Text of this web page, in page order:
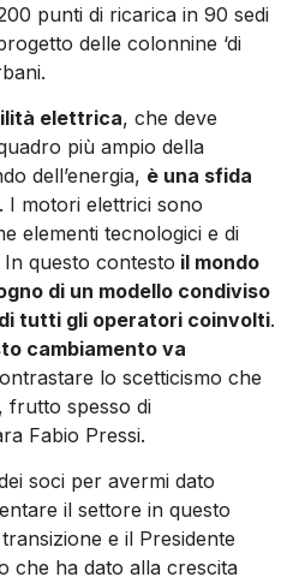
punti di ricarica in 90 sedi
delle colonnine ‘di
elettrica, che deve
più ampio della
dell’energia, è una sfida
. I motori elettrici sono
elementi tecnologici e di
In questo contesto il mondo
di un modello condiviso
tutti gli operatori coinvolti.
cambiamento va
lo scetticismo che
frutto spesso di
Fabio Pressi.
soci per avermi dato
il settore in questo
e il Presidente
che ha dato alla crescita